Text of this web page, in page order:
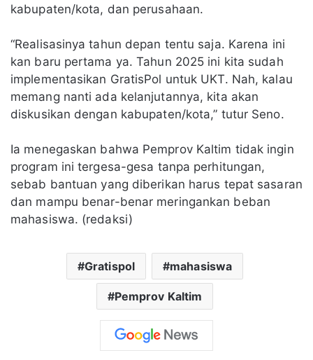
kabupaten/kota, dan perusahaan.
“Realisasinya tahun depan tentu saja. Karena ini
kan baru pertama ya. Tahun 2025 ini kita sudah
implementasikan GratisPol untuk UKT. Nah, kalau
memang nanti ada kelanjutannya, kita akan
diskusikan dengan kabupaten/kota,” tutur Seno.
Ia menegaskan bahwa Pemprov Kaltim tidak ingin
program ini tergesa-gesa tanpa perhitungan,
sebab bantuan yang diberikan harus tepat sasaran
dan mampu benar-benar meringankan beban
mahasiswa. (redaksi)
Gratispol mahasiswa
Pemprov Kaltim